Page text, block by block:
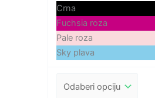
Crna
Fuchsia roza
Pale roza
Sky plava